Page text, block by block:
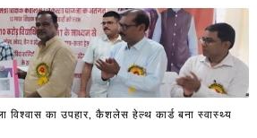
विश्वास का उपहार, कैशलेस हेल्थ कार्ड बना स्वास्थ्य